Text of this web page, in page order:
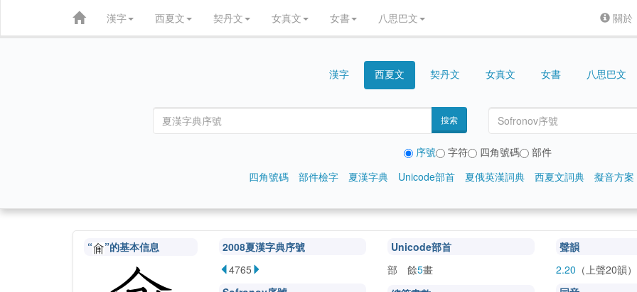
漢字 西夏文 契丹文 女真文 女書 八思巴文 關於
漢字 西夏文 契丹文 女真文 女書 八思巴文
搜索
序號 字符 四角號碼
部件
四角號碼
部件檢字 夏漢字典 Unicode部首 夏俄英漢詞典 西夏文詞典 擬音方案
“ ”的基本信息
2008夏漢字典序號
4765
Unicode部首
部 餘5畫
聲韻
2.20 （上聲20韻）